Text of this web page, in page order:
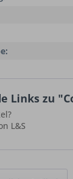
Links zu
L&S